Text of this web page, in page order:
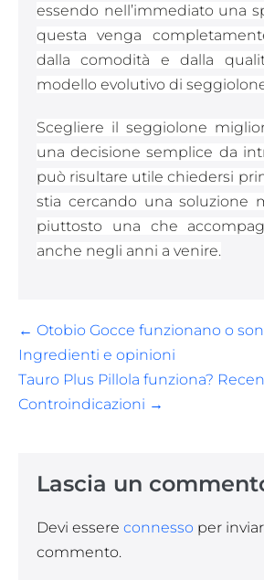
essendo nell’immediato una
questa venga
dalla comodità e dalla
modello evolutivo di
Scegliere il seggiolone
una decisione semplice da
può risultare utile chiedersi
stia cercando una soluzione
piuttosto una che
anche negli anni a venire.
Navigazione
articoli
← Otobio Gocce funzionano o
Ingredienti e opinioni
Tauro Plus Pillola funziona?
Controindicazioni →
Lascia un
Devi essere connesso per
commento.